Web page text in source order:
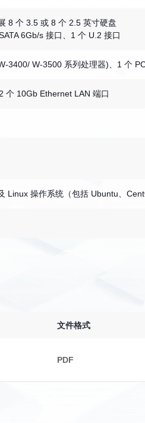
8 个 3.5 或 8 个 2.5 英寸硬盘
6Gb/s 接口、1 个 U.2 接口
3400/ W-3500 系列处理器)、1 个
个 10Gb Ethernet LAN 端口
Linux 操作系统（包括 Ubuntu、
文件格式
PDF